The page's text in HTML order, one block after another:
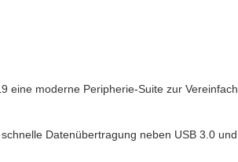
eine moderne Peripherie-Suite zur
Datenübertragung neben USB 3.0